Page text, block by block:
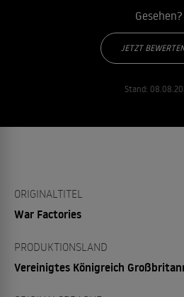
Gesehen?
JETZT
Stand:
ORIGINALTITEL
War Factories
PRODUKTIONSLAND
Vereinigtes Königreich